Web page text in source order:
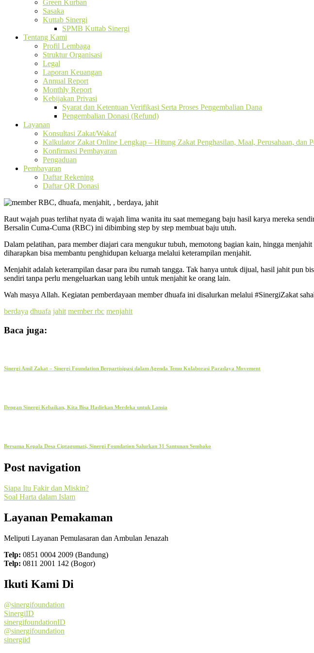
Green Kurban
Sasaka
Kuttab Sinergi
SPMB Kuttab Sinergi
Tentang Kami
Profil Lembaga
Struktur Organisasi
Legal
Laporan Keuangan
Annual Report
Monthly Report
Kebijakan Privasi
Syarat dan Ketentuan Verifikasi Serta Proses Pengembalian Dana
Pengembalian Donasi (Refund)
Layanan
Konsultasi Zakat/Wakaf
Kalkulator Zakat Online Lengkap – Hitung Zakat Penghasilan, Maal, Perusahaan, dan
Konfirmasi Pembayaran
Pengaduan
Pembayaran
Daftar Rekening
Daftar QR Donasi
Raut wajah puas terlihat nyata di wajah lima wanita itu saat memegang baju hasil karya mereka
Bersalin Cuma-Cuma (RBC) ini dibimbing step by step membuat baju utuh.
Dalam pelatihan, para member diajari cara mengukur tubuh, memotong bagian kain, hingga
diharapkan bisa membantu penghidupan keluarga melalui keterampilan menjahit.
Menjahit adalah keterampilan dasar para ibu rumah tangga. Tak hanya untuk dijual, hasil jahit pun
sendiri tanpa perlu mengeluarkan uang lebih untuk menjahit ke orang lain.
Wah masya Allah. Kegiatan pemberdayaan member dhuafa ini disalurkan melalui #SinergiZakat
berdaya dhuafa jahit member rbc menjahit
Baca juga:
Sinergi Amil Zakat – Sinergi Foundation Berpartisipasi dalam Agenda Temu Kolaborasi Paradaya Movement
Dengan Sinergi Kebaikan, Kita Bisa Hadirkan Merdeka untuk Lansia
Bersama Kepala Desa Ciptagumati, Sinergi Foundation Salurkan 31 Santunan Sembako
Post navigation
Siapa Itu Fakir dan Miskin?
Soal Harta dalam Islam
Layanan Pemakaman
Meliputi Layanan Pemulasaran dan Ambulan Jenazah
Telp: 0851 0004 2009 (Bandung)
Telp: 0811 2001 142 (Bogor)
Ikuti Kami Di
@sinergifoundation
SinergiID
sinergifoundationID
@sinergifoundation
sinergiid